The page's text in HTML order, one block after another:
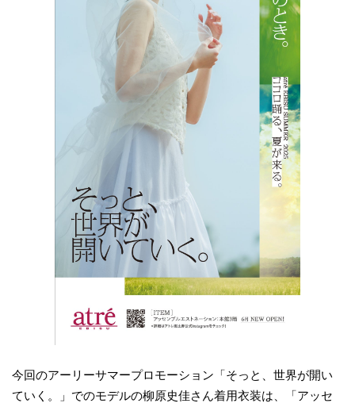
今回のアーリーサマープロモーション「そっと、世界が開い
ていく。」でのモデルの柳原史佳さん着用衣装は、「アッセ